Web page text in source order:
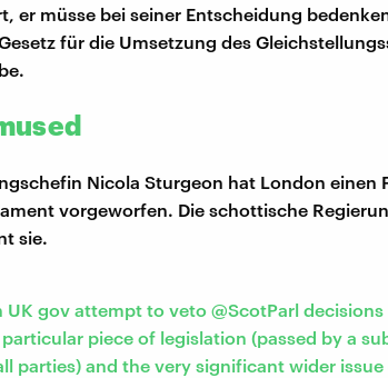
er müsse bei seiner Entscheidung
für die Umsetzung des
Nicola Sturgeon hat London einen
vorgeworfen. Die schottische
sie.
UK gov attempt to veto @ScotParl
piece of legislation (passed by a
parties) and the very significant wider